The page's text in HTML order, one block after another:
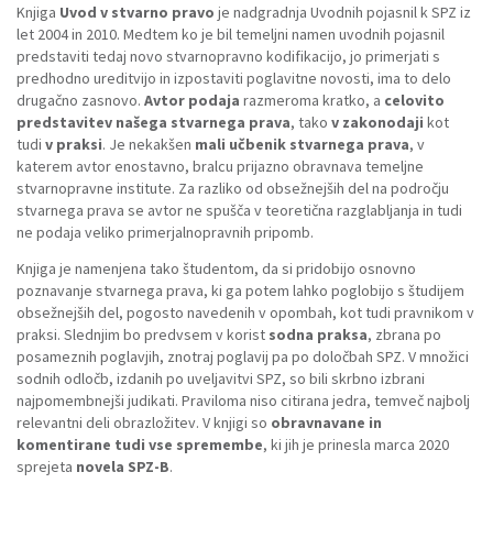
Knjiga Uvod v stvarno pravo je nadgradnja Uvodnih pojasnil k SPZ iz
let 2004 in 2010. Medtem ko je bil temeljni namen uvodnih pojasnil
predstaviti tedaj novo stvarnopravno kodifikacijo, jo primerjati s
predhodno ureditvijo in izpostaviti poglavitne novosti, ima to delo
drugačno zasnovo. Avtor podaja razmeroma kratko, a celovito
predstavitev našega stvarnega prava, tako v zakonodaji kot
tudi v praksi. Je nekakšen mali učbenik stvarnega prava, v
katerem avtor enostavno, bralcu prijazno obravnava temeljne
stvarnopravne institute. Za razliko od obsežnejših del na področju
stvarnega prava se avtor ne spušča v teoretična razglabljanja in tudi
ne podaja veliko primerjalnopravnih pripomb.
Knjiga je namenjena tako študentom, da si pridobijo osnovno
poznavanje stvarnega prava, ki ga potem lahko poglobijo s študijem
obsežnejših del, pogosto navedenih v opombah, kot tudi pravnikom v
praksi. Slednjim bo predvsem v korist sodna praksa, zbrana po
posameznih poglavjih, znotraj poglavij pa po določbah SPZ. V množici
sodnih odločb, izdanih po uveljavitvi SPZ, so bili skrbno izbrani
najpomembnejši judikati. Praviloma niso citirana jedra, temveč najbolj
relevantni deli obrazložitev. V knjigi so obravnavane in
komentirane tudi vse spremembe, ki jih je prinesla marca 2020
sprejeta novela SPZ-B.